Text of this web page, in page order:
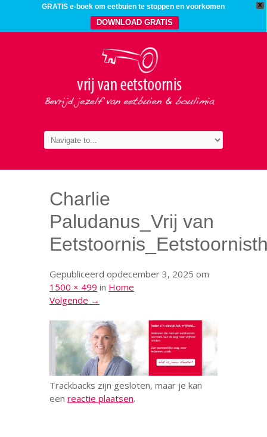
X
GRATIS e-boek om eetbuien te stoppen en voorkomen
DOWNLOAD GRATIS
Charlie
Paludanus_Vrij van
Gepubliceerd opdecember 3, 2025 om
1500 × 499 in Home
Volgende →
Trackbacks zijn gesloten, maar je kan
een reactie plaatsen.